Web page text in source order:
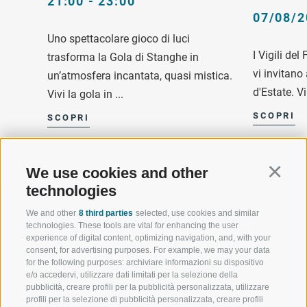
We use cookies and other
technologies
We and other 8 third parties selected, use cookies and similar
technologies. These tools are vital for enhancing the user
experience of digital content, optimizing navigation, and, with your
consent, for advertising purposes. For example, we may your data
for the following purposes: archiviare informazioni su dispositivo
e/o accedervi, utilizzare dati limitati per la selezione della
pubblicità, creare profili per la pubblicità personalizzata, utilizzare
profili per la selezione di pubblicità personalizzata, creare profili
Uno spettacolare gioco di luci
trasforma la Gola di Stanghe in
un’atmosfera incantata, quasi mistica.
Vivi la gola in ...
SCOPRI
07/08/
I Vigili del
vi invitano
d'Estate.
SCOPRI
BENVENUTI NELLA REGIONE
TURISTICA DI RACINES
VAL GIOVO
SPORT E
MOMENTI
SCIARE